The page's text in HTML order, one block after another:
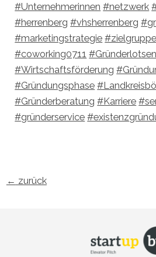
#Unternehmerinnen #netzwerk
#herrenberg #vhsherrenberg
#marketingstrategie
#coworking0711 #Gründerlotsen
#Wirtschaftsförderung
#Gründungsphase
#Gründerberatung #Karriere
#gründerservice
← zurück